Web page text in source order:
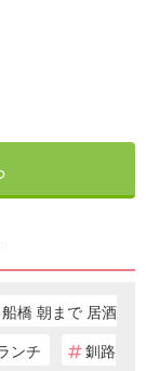
船橋 朝まで 居酒
ンチ
釧路